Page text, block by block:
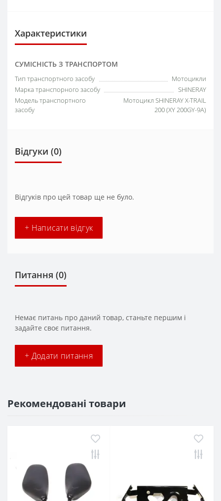
Характеристики
СУМІСНІСТЬ З ТРАНСПОРТОМ
Тип транспортного засобу
Мотоцикли
Марка транспорного засобу
SHINERAY
Модель транспортного
засобу
Мотоцикл SHINERAY X-TRAIL
200 (XY 200GY-9A)
Відгуки (0)
Відгуків про цей товар ще не було.
+ Написати відгук
Питання (0)
Немає питань про даний товар, станьте першим і
задайте своє питання.
+ Додати питання
Рекомендовані товари